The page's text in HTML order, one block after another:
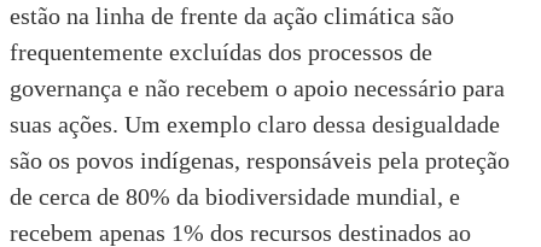
estão na linha de frente da ação climática são
frequentemente excluídas dos processos de
governança e não recebem o apoio necessário para
suas ações. Um exemplo claro dessa desigualdade
são os povos indígenas, responsáveis pela proteção
de cerca de 80% da biodiversidade mundial, e
recebem apenas 1% dos recursos destinados ao